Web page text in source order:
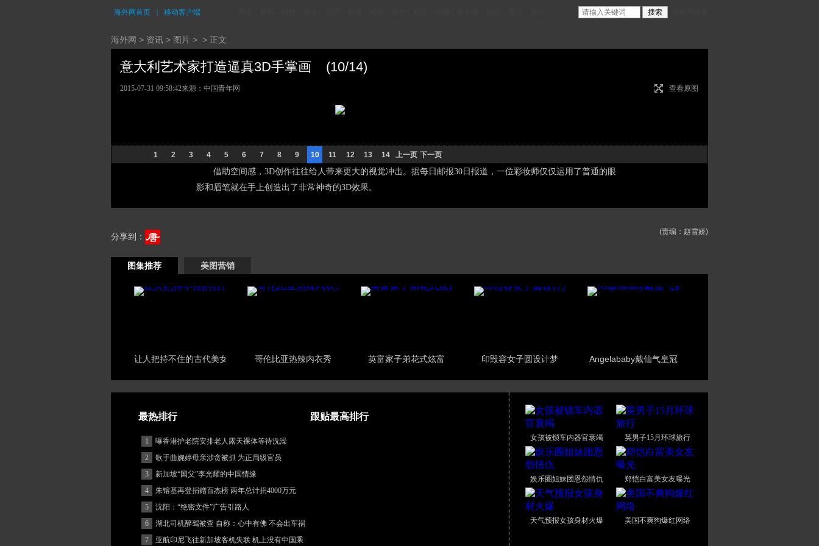
海外网首页 移动客户端
海外网 > 资讯 > 图片 > > 正文
意大利艺术家打造逼真3D手掌画 (10/14)
查看原图
2015-07-31 09:58:42来源：中国青年网
1 2 3 4 5 6 7 8 9 10 11 12 13 14 上一页 下一页
借助空间感，3D创作往往给人带来更大的视觉冲击。据每日邮报30日报道，一位彩妆师仅仅运用了普通的眼
影和眉笔就在手上创造出了非常神奇的3D效果。
(责编：赵雪娇)
分享到：
图集推荐 美图营销
让人把持不住的古代美女 哥伦比亚热辣内衣秀 英富家子弟花式炫富 印毁容女子圆设计梦 Angelababy戴仙气皇冠
最热排行 跟贴最高排行
1
曝香港护老院安排老人露天裸体等待洗澡
2
歌手曲婉婷母亲涉贪被抓 为正局级官员
3
新加坡“国父”李光耀的中国情缘
4
朱镕基再登捐赠百杰榜 两年总计捐4000万元
5
沈阳：“绝密文件”广告引路人
6
湖北司机醉驾被查 自称：心中有佛 不会出车祸
(图)
7 亚航印尼飞往新加坡客机失联 机上没有中国乘
女孩被锁车内器官衰竭 英男子15月环球旅行
娱乐圈姐妹团恩怨情仇 郑恺白富美女友曝光
天气预报女孩身材火爆 美国不爽狗爆红网络